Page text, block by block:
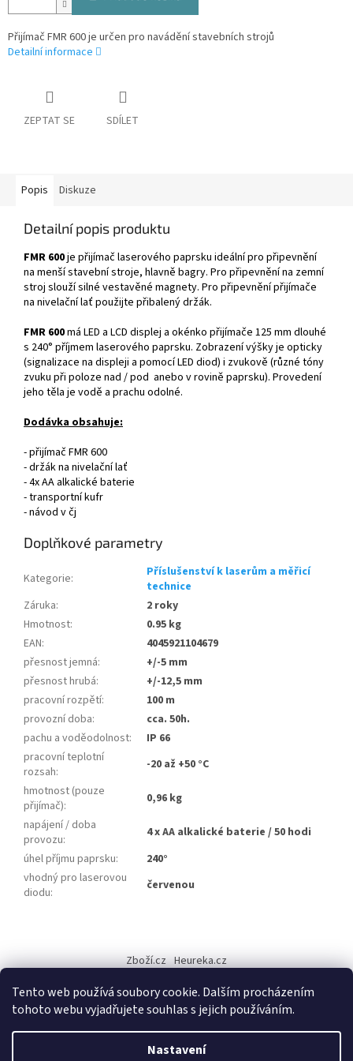
Tento web používá soubory cookie. Dalším procházením
tohoto webu vyjadřujete souhlas s jejich používáním.
Nastavení
Přijímač FMR 600 je určen pro navádění stavebních strojů
Detailní informace
ZEPTAT SE SDÍLET
Popis Diskuze
Detailní popis produktu
FMR 600je přijímač laserového paprsku ideální pro připevnění
na menší stavební stroje, hlavně bagry. Pro připevnění na zemní
stroj slouží silné vestavěné magnety. Pro připevnění přijímače
na nivelační lať použijte přibalený držák.
FMR 600má LED a LCD displej a okénko přijímače 125 mm dlouhé
s 240° příjmem laserového paprsku. Zobrazení výšky je opticky
(signalizace na displeji a pomocí LED diod) i zvukově (různé tóny
zvuku při poloze nad / pod anebo v rovině paprsku). Provedení
jeho těla je vodě a prachu odolné.
Dodávka obsahuje:
- přijímač FMR 600
- držák na nivelační lať
- 4x AA alkalické baterie
- transportní kufr
- návod v čj
Doplňkové parametry
Kategorie:
Příslušenství k laserům a měřicí
technice
Záruka:
2 roky
Hmotnost:
0.95 kg
EAN:
4045921104679
přesnost jemná:
+/-5 mm
přesnost hrubá:
+/-12,5 mm
pracovní rozpětí:
100 m
provozní doba:
cca. 50h.
pachu a voděodolnost:
IP 66
pracovní teplotní
rozsah:
-20 až +50 °C
hmotnost (pouze
přijímač):
0,96 kg
napájení / doba
provozu:
4 x AA alkalické baterie / 50 hodi
úhel příjmu paprsku:
240°
vhodný pro laserovou
diodu: červenou
p
Zboží.cz Heureka.cz